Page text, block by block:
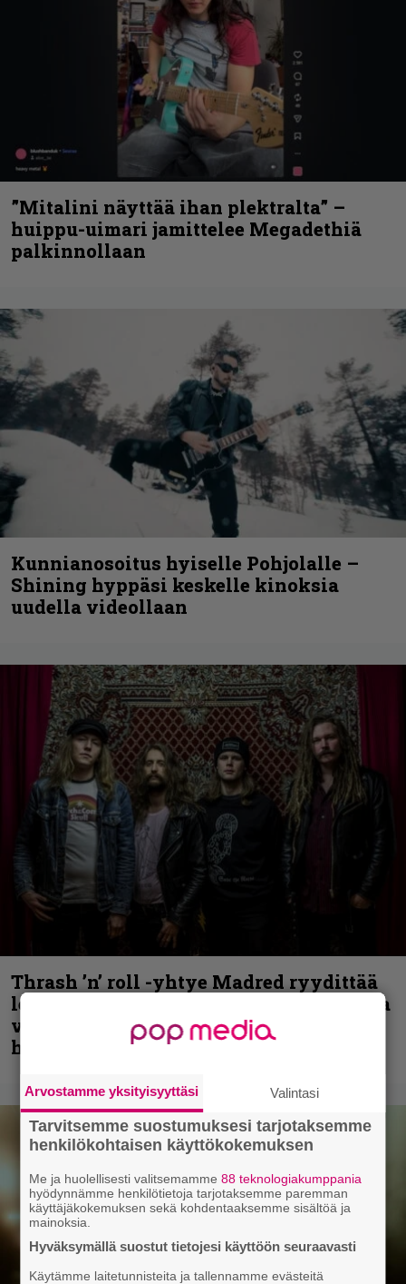
”Mitalini näyttää ihan plektralta” –
huippu-uimari jamittelee Megadethiä
palkinnollaan
Kunnianosoitus hyiselle Pohjolalle –
Shining hyppäsi keskelle kinoksia
uudella videollaan
Thrash ’n’ roll -yhtye Madred ryydittää
levyjulkaisua keikkareissulla kuvatulla
videolla – ”Oltiin pakussa kusihädässä
helvetin väsyneenä…”
Arvostamme yksityisyyttäsi Valintasi
Tarvitsemme suostumuksesi tarjotaksemme
henkilökohtaisen käyttökokemuksen
Me ja huolellisesti valitsemamme88 teknologiakumppania
hyödynnämme henkilötietoja tarjotaksemme paremman
käyttäjäkokemuksen sekä kohdentaaksemme sisältöä ja
mainoksia.
Hyväksymällä suostut tietojesi käyttöön seuraavasti
Käytämme laitetunnisteita ja tallennamme evästeitä